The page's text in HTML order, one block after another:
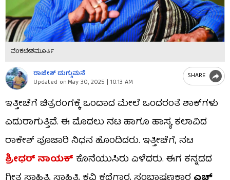
ವೆಂಕಟೇಶಮೂರ್ತಿ
ರಾಜೇಶ್ ದುಗ್ಗುಮನೆ
Updated on:May 30, 2025 | 10:13 AM
SHARE
ಇತ್ತೀಚೆಗೆ ಚಿತ್ರರಂಗಕ್ಕೆ ಒಂದಾದ ಮೇಲೆ ಒಂದರಂತೆ ಶಾಕ್​ಗಳು
ಎದುರಾಗುತ್ತಿವೆ. ಈ ಮೊದಲು ನಟ ಹಾಗೂ ಹಾಸ್ಯ ಕಲಾವಿದ
ರಾಕೇಶ್ ಪೂಜಾರಿ ನಿಧನ ಹೊಂದಿದರು. ಇತ್ತೀಚೆಗೆ, ನಟ
ಶ್ರೀಧರ್ ನಾಯಕ್ಕೊನೆಯುಸಿರು ಎಳೆದರು. ಈಗ ಕನ್ನಡದ